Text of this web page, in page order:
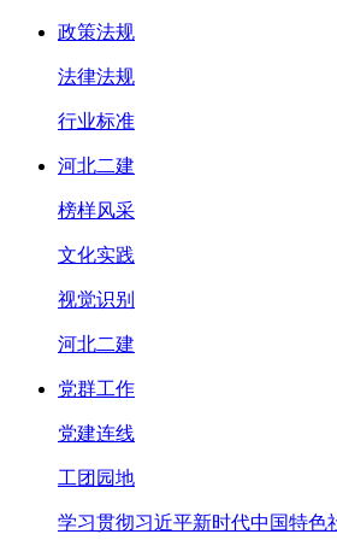
政策法规
法律法规
行业标准
河北二建
榜样风采
文化实践
视觉识别
河北二建
党群工作
党建连线
工团园地
学习贯彻习近平新时代中国特色